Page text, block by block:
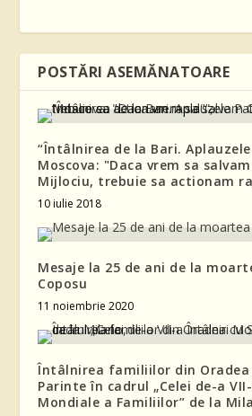
POSTĂRI ASEMĂNATOARE
“Întâlnirea de la Bari.
Moscova: "Daca vrem sa
Mijlociu, trebuie sa actionam
10 iulie 2018
Mesaje la 25 de ani de la
Coposu
11 noiembrie 2020
Întâlnirea familiilor din Oradea
Parinte în cadrul „Celei de-a
Mondiale a Familiilor” de la